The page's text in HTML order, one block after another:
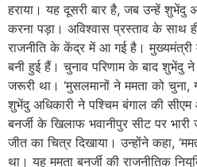
हराया। यह दूसरी बार है, जब उन्हें शुभेंदु
करना पड़ा। अविश्वास प्रस्ताव के साथ
राजनीति के केंद्र में आ गई है। मुख्यमंत्री
बनी हुई हैं। चुनाव परिणाम के बाद शुभेंदु ने
जरूरी था। ‘मुसलमानों ने ममता को चुना,
शुभेंदु अधिकारी ने पश्चिम बंगाल की सीएम
बनर्जी के खिलाफ भवानीपुर सीट पर
जीत का चित्र दिखाया। उन्होंने कहा,
था। यह ममता बनर्जी की राजनीतिक